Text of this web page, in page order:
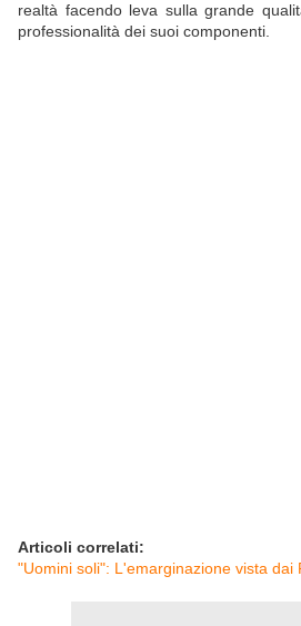
realtà facendo leva sulla grande
professionalità dei suoi componenti.
Articoli correlati:
"Uomini soli": L'emarginazione vista dai